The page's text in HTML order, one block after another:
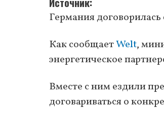
Германия
Как сообщаетWelt,
энергетическое
Вместе с ним ездили
договариваться о